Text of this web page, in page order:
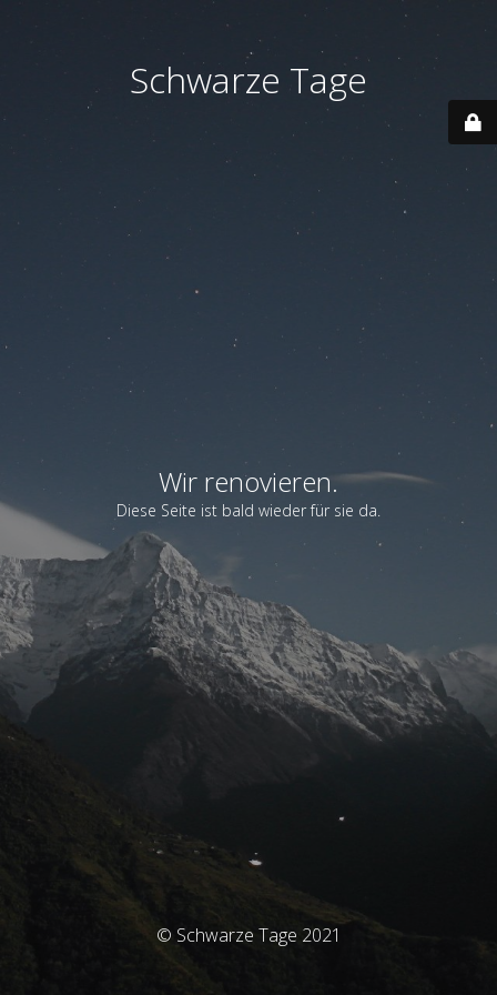
Schwarze Tage
Wir renovieren.
Diese Seite ist bald wieder für sie da.
© Schwarze Tage 2021